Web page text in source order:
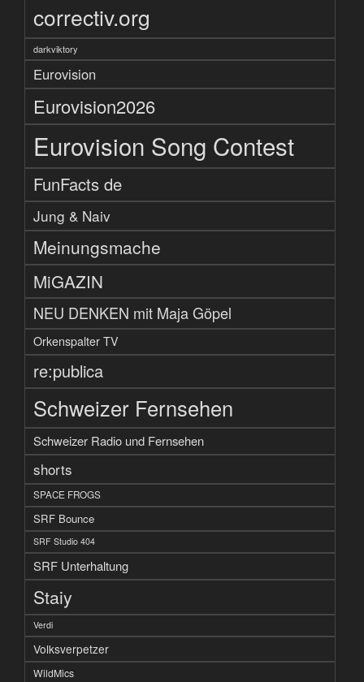
correctiv.org
darkviktory
Eurovision
Eurovision2026
Eurovision Song Contest
FunFacts de
Jung & Naiv
Meinungsmache
MiGAZIN
NEU DENKEN mit Maja Göpel
Orkenspalter TV
re:publica
Schweizer Fernsehen
Schweizer Radio und Fernsehen
shorts
SPACE FROGS
SRF Bounce
SRF Studio 404
SRF Unterhaltung
Staiy
Verdi
Volksverpetzer
WildMics